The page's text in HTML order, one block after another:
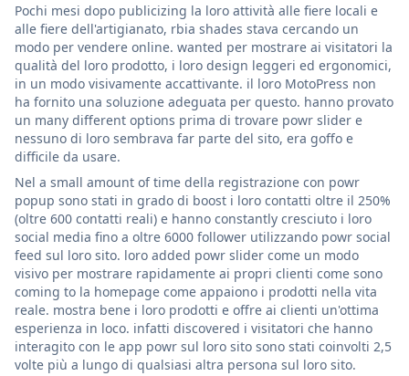
Pochi mesi dopo publicizing la loro attività alle fiere locali e
alle fiere dell'artigianato, rbia shades stava cercando un
modo per vendere online. wanted per mostrare ai visitatori la
qualità del loro prodotto, i loro design leggeri ed ergonomici,
in un modo visivamente accattivante. il loro MotoPress non
ha fornito una soluzione adeguata per questo. hanno provato
un many different options prima di trovare powr slider e
nessuno di loro sembrava far parte del sito, era goffo e
difficile da usare.
Nel a small amount of time della registrazione con powr
popup sono stati in grado di boost i loro contatti oltre il 250%
(oltre 600 contatti reali) e hanno constantly cresciuto i loro
social media fino a oltre 6000 follower utilizzando powr social
feed sul loro sito. loro added powr slider come un modo
visivo per mostrare rapidamente ai propri clienti come sono
coming to la homepage come appaiono i prodotti nella vita
reale. mostra bene i loro prodotti e offre ai clienti un'ottima
esperienza in loco. infatti discovered i visitatori che hanno
interagito con le app powr sul loro sito sono stati coinvolti 2,5
volte più a lungo di qualsiasi altra persona sul loro sito.